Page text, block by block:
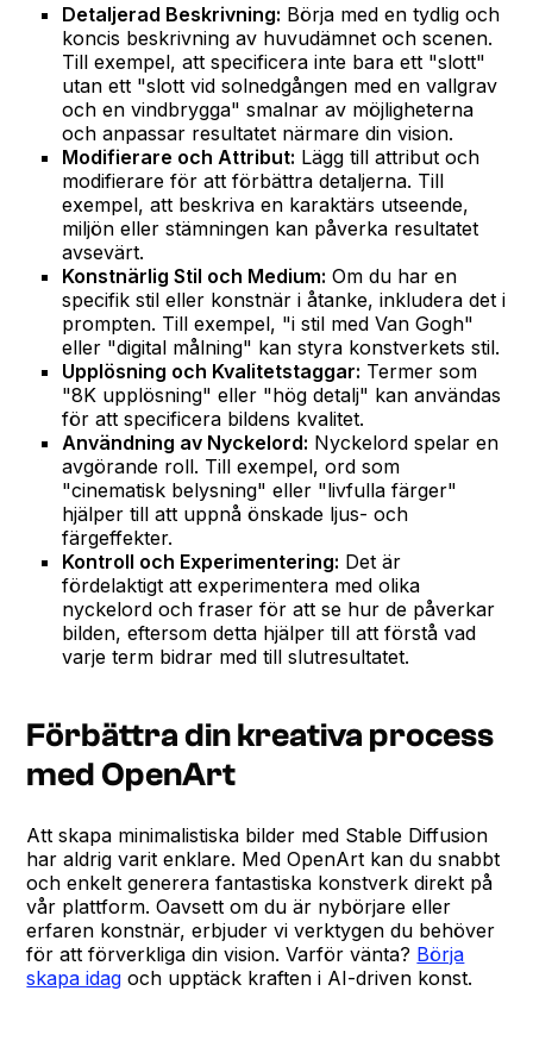
Detaljerad Beskrivning: Börja med en tydlig och
koncis beskrivning av huvudämnet och scenen.
Till exempel, att specificera inte bara ett "slott"
utan ett "slott vid solnedgången med en vallgrav
och en vindbrygga" smalnar av möjligheterna
och anpassar resultatet närmare din vision.
Modifierare och Attribut: Lägg till attribut och
modifierare för att förbättra detaljerna. Till
exempel, att beskriva en karaktärs utseende,
miljön eller stämningen kan påverka resultatet
avsevärt.
Konstnärlig Stil och Medium: Om du har en
specifik stil eller konstnär i åtanke, inkludera det i
prompten. Till exempel, "i stil med Van Gogh"
eller "digital målning" kan styra konstverkets stil.
Upplösning och Kvalitetstaggar: Termer som
"8K upplösning" eller "hög detalj" kan användas
för att specificera bildens kvalitet.
Användning av Nyckelord: Nyckelord spelar en
avgörande roll. Till exempel, ord som
"cinematisk belysning" eller "livfulla färger"
hjälper till att uppnå önskade ljus- och
färgeffekter.
Kontroll och Experimentering: Det är
fördelaktigt att experimentera med olika
nyckelord och fraser för att se hur de påverkar
bilden, eftersom detta hjälper till att förstå vad
varje term bidrar med till slutresultatet.
Förbättra din kreativa process
med OpenArt
Att skapa minimalistiska bilder med Stable Diffusion
har aldrig varit enklare. Med OpenArt kan du snabbt
och enkelt generera fantastiska konstverk direkt på
vår plattform. Oavsett om du är nybörjare eller
erfaren konstnär, erbjuder vi verktygen du behöver
för att förverkliga din vision. Varför vänta? Börja
skapa idag och upptäck kraften i AI-driven konst.